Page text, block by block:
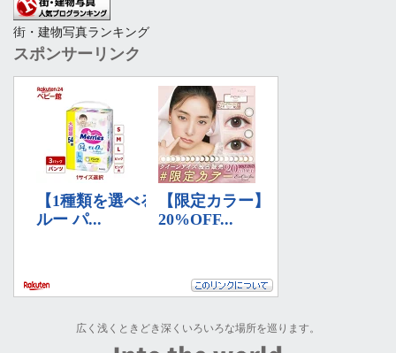
街・建物写真ランキング
スポンサーリンク
広く浅くときどき深くいろいろな場所を巡ります。